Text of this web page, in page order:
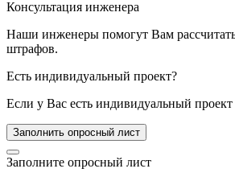
Консультация инженера
Наши инженеры помогут Вам
штрафов.
Есть индивидуальный проект?
Если у Вас есть индивидуальный
Заполнить опросный лист
Заполните опросный лист